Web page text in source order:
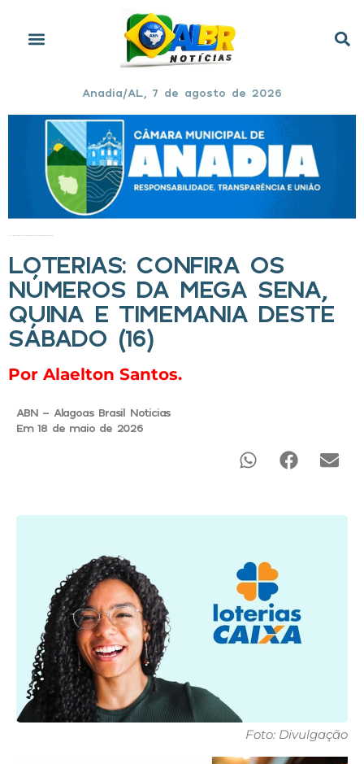
Anadia/AL, 7 de agosto de 2026
LOTERIAS: CONFIRA OS
NÚMEROS DA MEGA SENA,
QUINA E TIMEMANIA DESTE
SÁBADO (16)
Por Alaelton Santos.
ABN - Alagoas Brasil Noticias
Em 18 de maio de 2026
Foto: Divulgação